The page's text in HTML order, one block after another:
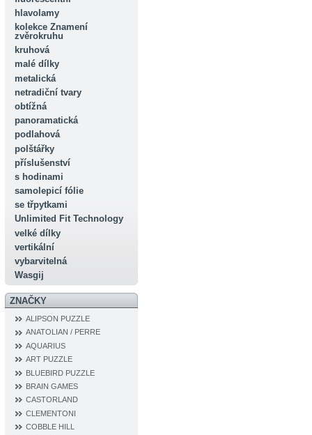
hlavolamy
kolekce Znamení
zvěrokruhu
kruhová
malé dílky
metalická
netradiční tvary
obtížná
panoramatická
podlahová
polštářky
příslušenství
s hodinami
samolepicí fólie
se třpytkami
Unlimited Fit Technology
velké dílky
vertikální
vybarvitelná
Wasgij
ZNAČKY
ALIPSON PUZZLE
ANATOLIAN / PERRE
AQUARIUS
ART PUZZLE
BLUEBIRD PUZZLE
BRAIN GAMES
CASTORLAND
CLEMENTONI
COBBLE HILL